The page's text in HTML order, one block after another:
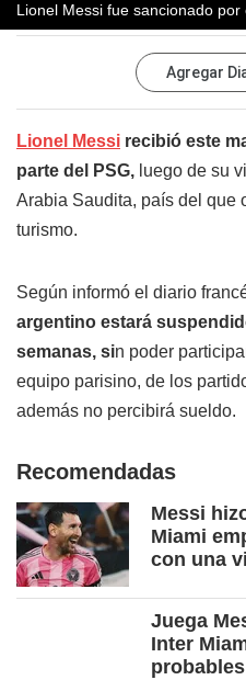
Lionel Messi fue sancionado por
Agregar
Lionel Messi recibió este
parte del PSG, luego de su
Arabia Saudita, país del que
turismo.
Según informó el diario
argentino estará
semanas, sin poder
equipo parisino, de los
además no percibirá sueldo.
Recomendadas
Messi
Miami
con una
Juega
Inter